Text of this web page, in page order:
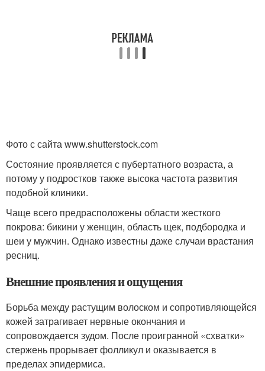
Фото с сайта www.shutterstock.com
Состояние проявляется с пубертатного возраста, а
потому у подростков также высока частота развития
подобной клиники.
Чаще всего предрасположены области жесткого
покрова: бикини у женщин, область щек, подбородка и
шеи у мужчин. Однако известны даже случаи врастания
ресниц.
Внешние проявления и ощущения
Борьба между растущим волоском и сопротивляющейся
кожей затрагивает нервные окончания и
сопровождается зудом. После проигранной «схватки»
стержень прорывает фолликул и оказывается в
пределах эпидермиса.